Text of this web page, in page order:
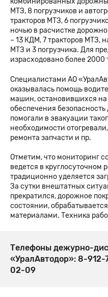
МТЗ, 8 погрузчиков и
тракторов МТЗ, 6
ночью в расчистке
– 13 КДМ, 7 тракторов МТЗ,
МТЗ и 3 погрузчика. Для
израсходовано более
Специалистами АО
оказывалась помощь
машин, остановившихся на
обеспечения
помогали в эвакуации
необходимости
ремонта запчасти и пр.
Отметим, что мониторинг
ведется в
традиционно уделяется
За сутки внештатных
прекратился, дорожное
состоянии,
материалами. Техника
Телефоны дежурно-
«УралАвтодор»: 8-
02-09